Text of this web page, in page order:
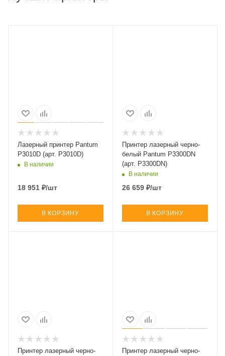
Лазерный принтер Pantum
P3010D (арт. P3010D)
В наличии
18 951 ₽/шт
В КОРЗИНУ
Принтер лазерный черно-
белый Pantum P3300DN
(арт. P3300DN)
В наличии
26 659 ₽/шт
В КОРЗИНУ
Принтер лазерный черно-
Принтер лазерный черно-